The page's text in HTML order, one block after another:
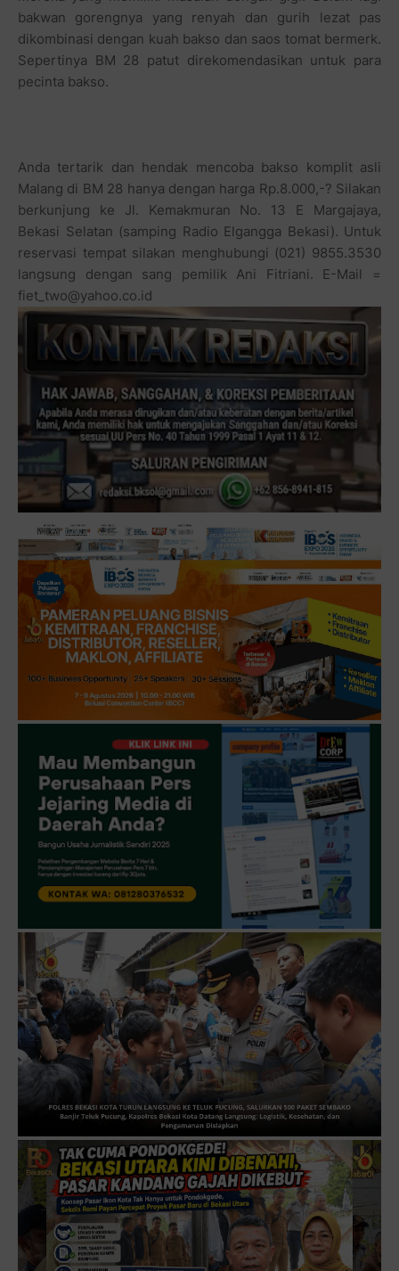
bakwan gorengnya yang renyah dan gurih lezat pas
dikombinasi dengan kuah bakso dan saos tomat bermerk.
Sepertinya BM 28 patut direkomendasikan untuk para
pecinta bakso.
Anda tertarik dan hendak mencoba bakso komplit asli
Malang di BM 28 hanya dengan harga Rp.8.000,-? Silakan
berkunjung ke Jl. Kemakmuran No. 13 E Margajaya,
Bekasi Selatan (samping Radio Elgangga Bekasi). Untuk
reservasi tempat silakan menghubungi (021) 9855.3530
langsung dengan sang pemilik Ani Fitriani. E-Mail =
fiet_two@yahoo.co.id